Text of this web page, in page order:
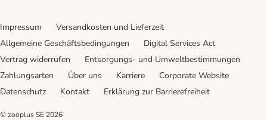
Impressum
Versandkosten und Lieferzeit
Allgemeine Geschäftsbedingungen
Digital Services Act
Vertrag widerrufen
Entsorgungs- und Umweltbestimmungen
Zahlungsarten
Über uns Karriere
Corporate Website
Datenschutz
Kontakt Erklärung zur Barrierefreiheit
© zooplus SE 2026